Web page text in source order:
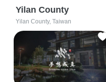
Yilan County
Yilan County, Taiwan